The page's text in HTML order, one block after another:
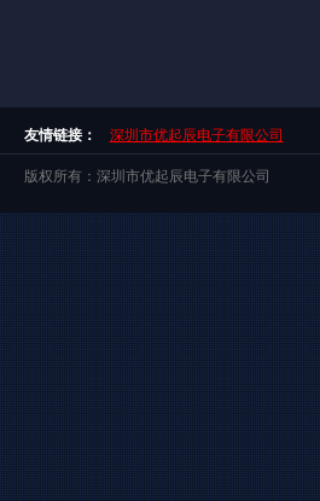
友情链接： 深圳市优起辰电子有限公司
版权所有：深圳市优起辰电子有限公司